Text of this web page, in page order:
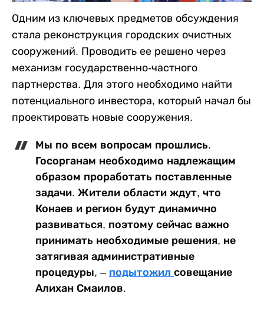
Одним из ключевых предметов обсуждения
стала реконструкция городских очистных
сооружений. Проводить ее решено через
механизм государственно-частного
партнерства. Для этого необходимо найти
потенциального инвестора, который начал бы
проектировать новые сооружения.
Мы по всем вопросам прошлись.
Госорганам необходимо надлежащим
образом проработать поставленные
задачи. Жители области ждут, что
Конаев и регион будут динамично
развиваться, поэтому сейчас важно
принимать необходимые решения, не
затягивая административные
процедуры, – подытожил совещание
Алихан Смаилов.